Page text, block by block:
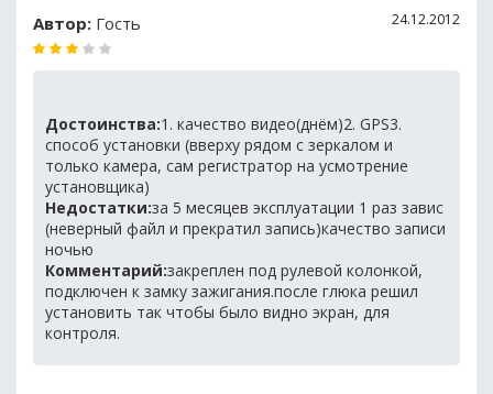
Автор: Гость 24.12.2012
Достоинства:1. качество видео(днём)2. GPS3.
способ установки (вверху рядом с зеркалом и
только камера, сам регистратор на усмотрение
установщика)
Недостатки:за 5 месяцев эксплуатации 1 раз завис
(неверный файл и прекратил запись)качество записи
ночью
Комментарий:закреплен под рулевой колонкой,
подключен к замку зажигания.после глюка решил
установить так чтобы было видно экран, для
контроля.